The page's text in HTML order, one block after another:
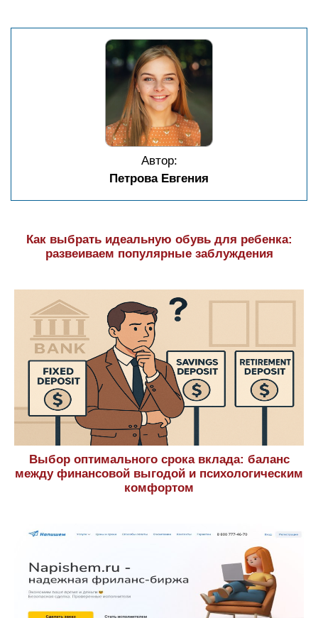
Автор:
Петрова Евгения
Как выбрать идеальную обувь для ребенка:
развеиваем популярные заблуждения
Выбор оптимального срока вклада: баланс
между финансовой выгодой и психологическим
комфортом